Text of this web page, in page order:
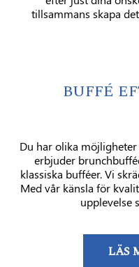
tillsammans skapa
BUFFÉ
Du har olika
erbjuder
klassiska bufféer. Vi
Med vår känsla för
upplevelse
LÄS